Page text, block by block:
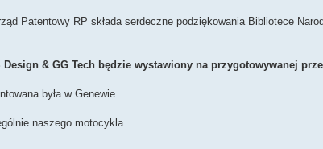
Patentowy RP składa serdeczne podziękowania Bibliotece
& GG Tech będzie wystawiony na przygotowywanej
była w Genewie.
naszego motocykla.